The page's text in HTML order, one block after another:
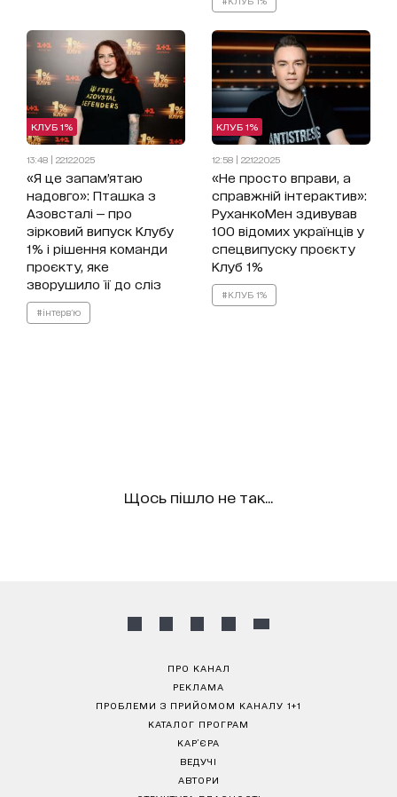
КЛУБ 1%
13:48 | 22.12.2025
«Я це запам’ятаю
надовго»: Пташка з
Азовсталі — про
зірковий випуск Клубу
1% і рішення команди
проєкту, яке
зворушило її до сліз
#інтерв'ю
КЛУБ 1%
12:58 | 22.12.2025
«Не просто вправи, а
справжній інтерактив»:
РуханкоМен здивував
100 відомих українців у
спецвипуску проєкту
Клуб 1%
#КЛУБ 1%
Щось пішло не так...
ПРО КАНАЛ
РЕКЛАМА
ПРОБЛЕМИ З ПРИЙОМОМ КАНАЛУ 1+1
КАТАЛОГ ПРОГРАМ
КАР’ЄРА
ВЕДУЧІ
АВТОРИ